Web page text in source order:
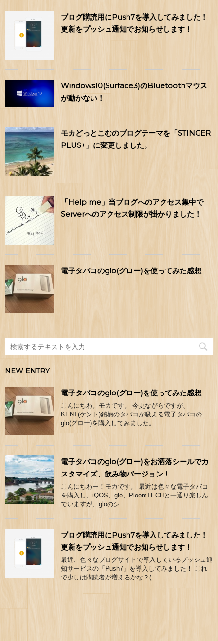
ブログ購読用にPush7を導入してみました！
更新をプッシュ通知でお知らせします！
Windows10(Surface3)のBluetoothマウス
が動かない！
モカどっとこむのブログテーマを「STINGER
PLUS+」に変更しました。
「Help me」当ブログへのアクセス集中で
Serverへのアクセス制限が掛かりました！
電子タバコのglo(グロー)を使ってみた感想
NEW ENTRY
電子タバコのglo(グロー)を使ってみた感想
こんにちわ。モカです。 今更ながらですが、
KENT(ケント)銘柄のタバコが吸える電子タバコの
glo(グロー)を購入してみました。 ...
電子タバコのglo(グロー)をお洒落シールでカ
スタマイズ、飲み物バージョン！
こんにちわー！モカです。 最近は色々な電子タバコ
を購入し、iQOS、glo、PloomTECHと一通り楽しん
でいますが、gloのシ ...
ブログ購読用にPush7を導入してみました！
更新をプッシュ通知でお知らせします！
最近、色々なブログサイトで導入しているプッシュ通
知サービスの「Push7」を導入してみました！ これ
で少しは購読者が増えるかな？( ...